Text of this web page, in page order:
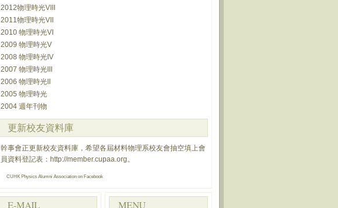
2012物理時光VIII
2011物理時光VII
2010 物理時光VI
2009 物理時光V
2008 物理時光IV
2007 物理時光III
2006 物理時光II
2005 物理時光
2004 週年刊物
更新校友資料庫
幹事會正更新校友資料庫，希望各屆材料物理系校友會抽空填上會
員資料登記表： http://member.cupaa.org。
CUHK Physics Alumni Association on Facebook
E-MAIL
MENU